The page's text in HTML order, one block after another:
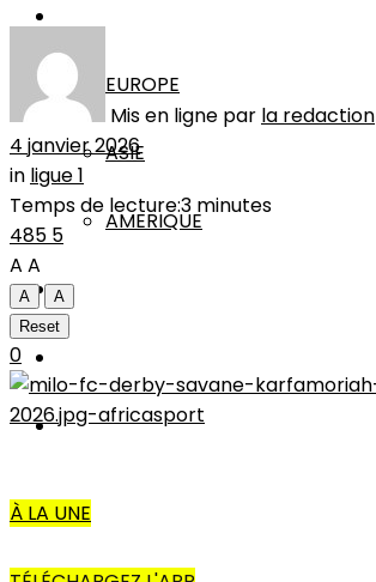
EUROPE
ASIE
AMERIQUE
INTERVIEW
AUTRES
À LA UNE
Mis en ligne par la redaction
4 janvier 2026
in ligue 1
Temps de lecture:3 minutes
485 5
A A
A
A
Reset
0